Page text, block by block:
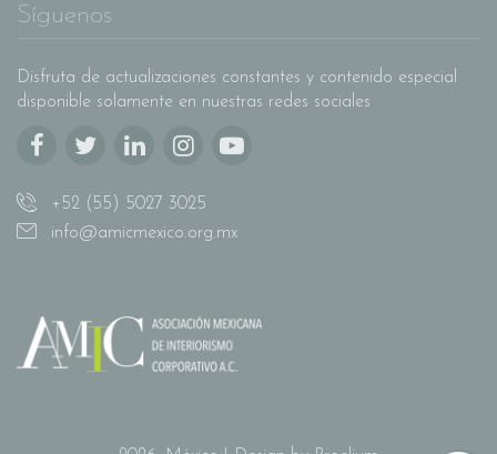
Síguenos
Disfruta de actualizaciones constantes y contenido especial
disponible solamente en nuestras redes sociales
+52 (55) 5027 3025
info@amicmexico.org.mx